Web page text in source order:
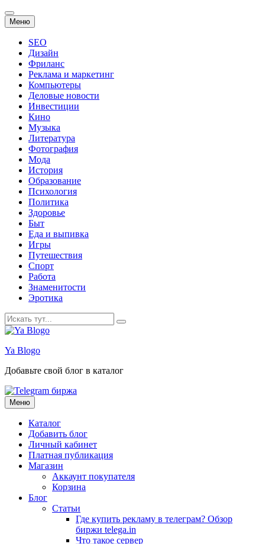
Меню Перейти
к
содержанию
SEO
Дизайн
Фриланс
Реклама и маркетинг
Компьютеры
Деловые новости
Инвестиции
Кино
Музыка
Литература
Фотография
Мода
История
Образование
Психология
Политика
Здоровье
Быт
Еда и выпивка
Игры
Путешествия
Спорт
Работа
Знаменитости
Эротика
Искать:
Ya Blogo
Добавьте свой блог в каталог
Меню Перейти
к
содержанию
Каталог
Добавить блог
Личный кабинет
Платная публикация
Магазин
Аккаунт покупателя
Корзина
Блог
Статьи
Где купить рекламу в телеграм? Обзор
биржи telega.in
Что такое сервер